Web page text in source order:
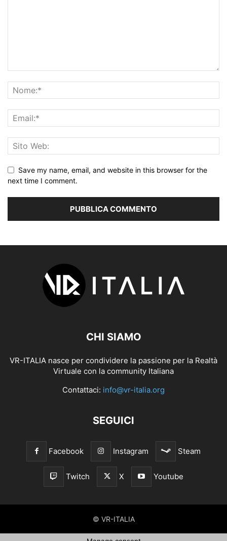
Save my name, email, and website in this browser for the
next time I comment.
CHI SIAMO
VR-ITALIA nasce per condividere la passione per la Realtà
Virtuale con la community Italiana
Contattaci: info@vr-italia.org
SEGUICI
Facebook Instagram Steam
Twitch X Youtube
© VR-ITALIA